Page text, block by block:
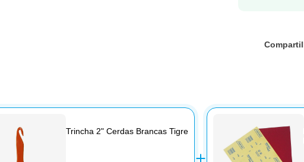
Trincha 2" Cerdas Brancas Tigre